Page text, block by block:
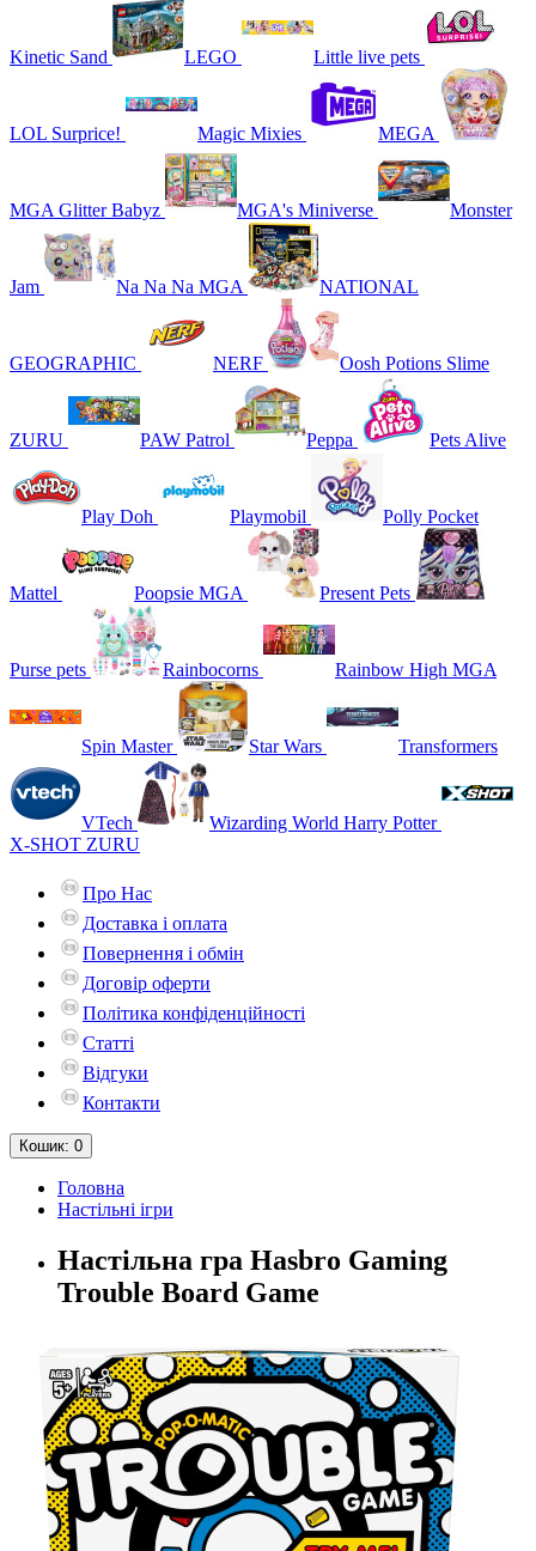
Kinetic Sand LEGO Little live pets
LOL Surprice! Magic Mixies MEGA
MGA Glitter Babyz MGA's Miniverse Monster
Jam Na Na Na MGA NATIONAL
GEOGRAPHIC NERF Oosh Potions Slime
ZURU PAW Patrol Peppa Pets Alive
Play Doh Playmobil Polly Pocket
Mattel Poopsie MGA Present Pets
Purse pets Rainbocorns Rainbow High MGA
Spin Master Star Wars Transformers
VTech
Wizarding World Harry Potter
X-SHOT ZURU
Про Нас
Доставка і оплата
Повернення і обмін
Договір оферти
Політика конфіденційності
Статті
Відгуки
Контакти
Кошик: 0
Головна
Настільні iгри
Настільна гра Hasbro Gaming
Trouble Board Game